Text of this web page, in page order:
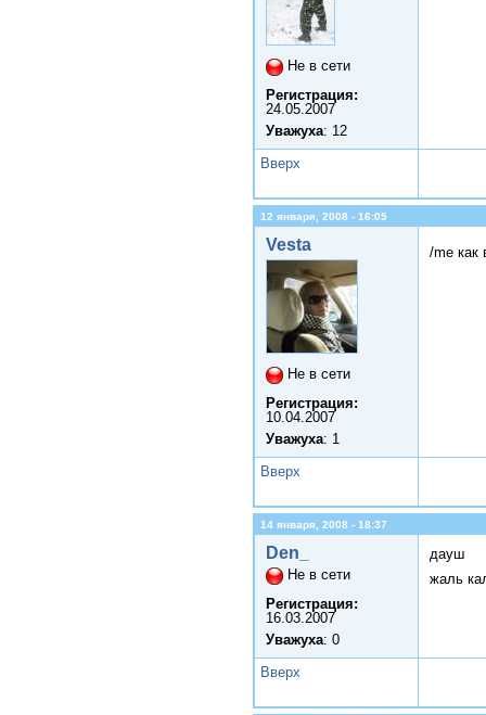
Не в сети
Регистрация:
24.05.2007
Уважуха: 12
Вверх
12 января, 2008 - 16:05
Vesta
Не в сети
Регистрация:
10.04.2007
Уважуха: 1
/me как
Вверх
14 января, 2008 - 18:37
Den_
Не в сети
Регистрация:
16.03.2007
Уважуха: 0
дауш
жаль
Вверх